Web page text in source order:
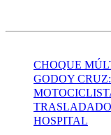
CHOQUE
GODOY
HOSPITAL